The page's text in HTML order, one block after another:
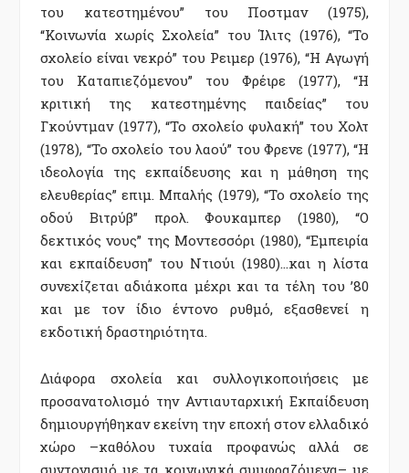
του κατεστημένου” του Ποστμαν (1975),
“Κοινωνία χωρίς Σχολεία” του Ίλιτς (1976), “Το
σχολείο είναι νεκρό” του Ρειμερ (1976), “Η Αγωγή
του Καταπιεζόμενου” του Φρέιρε (1977), “Η
κριτική της κατεστημένης παιδείας” του
Γκούντμαν (1977), “Το σχολείο φυλακή” του Χολτ
(1978), “Το σχολείο του λαού” του Φρενε (1977), “Η
ιδεολογία της εκπαίδευσης και η μάθηση της
ελευθερίας” επιμ. Μπαλής (1979), “Το σχολείο της
οδού Βιτρύβ” προλ. Φουκαμπερ (1980), “Ο
δεκτικός νους” της Μοντεσσόρι (1980), “Εμπειρία
και εκπαίδευση” του Ντιούι (1980)…και η λίστα
συνεχίζεται αδιάκοπα μέχρι και τα τέλη του ’80
και με τον ίδιο έντονο ρυθμό, εξασθενεί η
εκδοτική δραστηριότητα.
Διάφορα σχολεία και συλλογικοποιήσεις με
προσανατολισμό την Αντιαυταρχική Εκπαίδευση
δημιουργήθηκαν εκείνη την εποχή στον ελλαδικό
χώρο –καθόλου τυχαία προφανώς αλλά σε